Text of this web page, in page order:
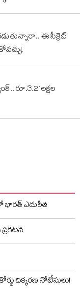
ఈ సీక్రెట్
రూ.3.21లక్షల
భారత్ ఎదురీత
ధిక్కరణ నోటీసులు!